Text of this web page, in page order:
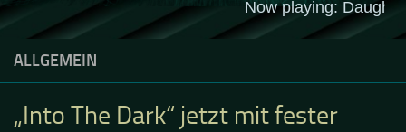
ALLGEMEIN
„Into The Dark“ jetzt mit fester